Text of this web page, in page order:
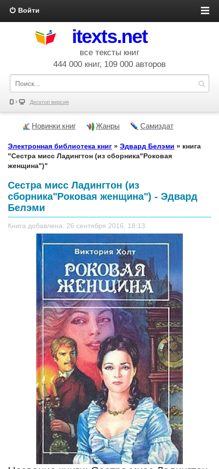
Войти
itexts.net
все тексты книг
444 000 книг, 109 000 авторов
Десктоп версия
Новинки книг Жанры Самиздат
Электронная библиотека книг » Эдвард Белэми » книга
"Сестра мисс Ладингтон (из сборника"Роковая
женщина")"
Сестра мисс Ладингтон (из
сборника"Роковая женщина") - Эдвард
Белэми
Книга добавлена: 26 сентября 2016, 18:13